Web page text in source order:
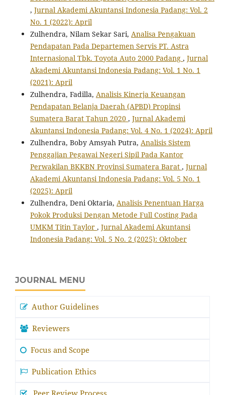
, Jurnal Akademi Akuntansi Indonesia Padang: Vol. 2
No. 1 (2022): April
Zulhendra, Nilam Sekar Sari, Analisa Pengakuan
Pendapatan Pada Departemen Servis PT. Astra
Internasional Tbk. Toyota Auto 2000 Padang , Jurnal
Akademi Akuntansi Indonesia Padang: Vol. 1 No. 1
(2021): April
Zulhendra, Fadilla, Analisis Kinerja Keuangan
Pendapatan Belanja Daerah (APBD) Propinsi
Sumatera Barat Tahun 2020 , Jurnal Akademi
Akuntansi Indonesia Padang: Vol. 4 No. 1 (2024): April
Zulhendra, Boby Amsyah Putra, Analisis Sistem
Penggajian Pegawai Negeri Sipil Pada Kantor
Perwakilan BKKBN Provinsi Sumatera Barat , Jurnal
Akademi Akuntansi Indonesia Padang: Vol. 5 No. 1
(2025): April
Zulhendra, Deni Oktaria, Analisis Penentuan Harga
Pokok Produksi Dengan Metode Full Costing Pada
UMKM Titin Taylor , Jurnal Akademi Akuntansi
Indonesia Padang: Vol. 5 No. 2 (2025): Oktober
JOURNAL MENU
Author Guidelines
Reviewers
Focus and Scope
Publication Ethics
Peer Review Process